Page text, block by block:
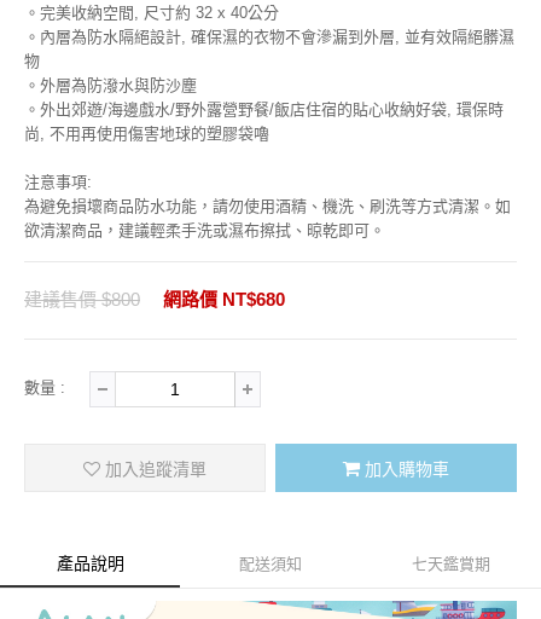
。完美收納空間, 尺寸約 32 x 40公分
。內層為防水隔絕設計, 確保濕的衣物不會滲漏到外層, 並有效隔絕髒濕
物
。外層為防潑水與防沙塵
。外出郊遊/海邊戲水/野外露營野餐/飯店住宿的貼心收納好袋, 環保時
尚, 不用再使用傷害地球的塑膠袋嚕
注意事項:
為避免損壞商品防水功能，請勿使用酒精、機洗、刷洗等方式清潔。如
欲清潔商品，建議輕柔手洗或濕布擦拭、晾乾即可。
建議售價 $800 網路價 NT$680
數量 :
加入追蹤清單 加入購物車
產品說明 配送須知 七天鑑賞期